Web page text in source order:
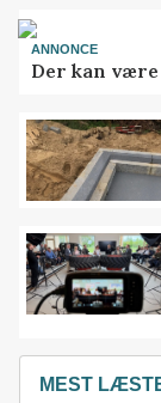
ANNONCE
Der kan
MEST